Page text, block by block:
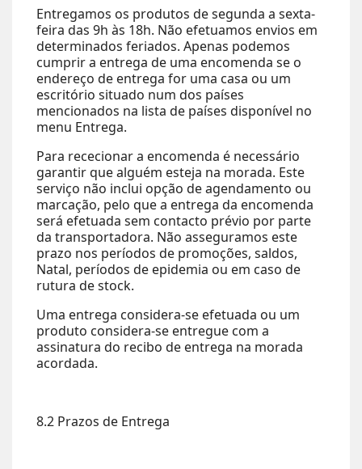
Entregamos os produtos de segunda a sexta-
feira das 9h às 18h. Não efetuamos envios em
determinados feriados. Apenas podemos
cumprir a entrega de uma encomenda se o
endereço de entrega for uma casa ou um
escritório situado num dos países
mencionados na lista de países disponível no
menu Entrega.
Para rececionar a encomenda é necessário
garantir que alguém esteja na morada. Este
serviço não inclui opção de agendamento ou
marcação, pelo que a entrega da encomenda
será efetuada sem contacto prévio por parte
da transportadora. Não asseguramos este
prazo nos períodos de promoções, saldos,
Natal, períodos de epidemia ou em caso de
rutura de stock.
Uma entrega considera-se efetuada ou um
produto considera-se entregue com a
assinatura do recibo de entrega na morada
acordada.
8.2 Prazos de Entrega